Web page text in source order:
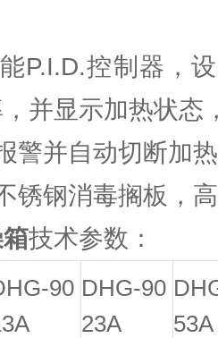
P.I.D.控制器，
并显示加热状态
警并自动切断加
锈钢消毒搁板，
技术参数：
90 DHG-90
23A
53A